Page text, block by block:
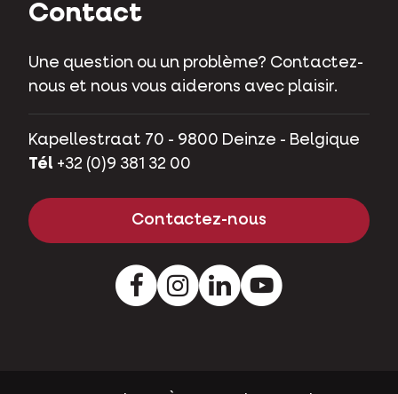
Contact
Une question ou un problème? Contactez-
nous et nous vous aiderons avec plaisir.
Kapellestraat 70 - 9800 Deinze - Belgique
Tél +32 (0)9 381 32 00
Contactez-nous
FacebookInstagramLinkedInYoutube